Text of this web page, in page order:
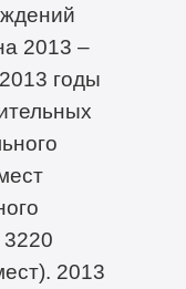
2013 –
годы
3220
2013